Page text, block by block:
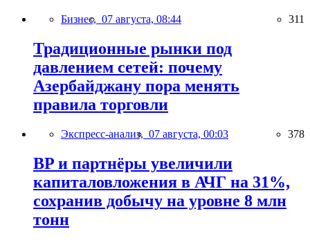
Бизнес, 07 августа, 08:44 311
Традиционные рынки под
давлением сетей: почему
Азербайджану пора менять
правила торговли
Экспресс-анализ, 07 августа, 00:03 378
BP и партнёры увеличили
капиталовложения в АЧГ на 31%,
сохранив добычу на уровне 8 млн
тонн